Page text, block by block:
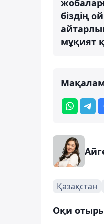
біздің
мұқият
Қазақстан
Оқи